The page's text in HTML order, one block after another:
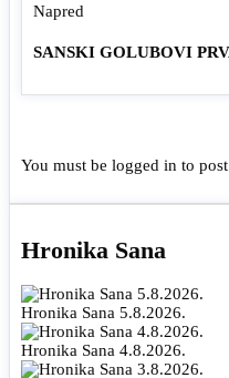
Napred
SANSKI GOLUBOVI
You must be logged in to
Hronika Sana
Hronika Sana 5.8.2026.
Hronika Sana 4.8.2026.